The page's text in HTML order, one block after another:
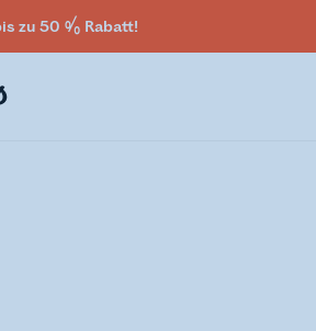
zu 50 % Rabatt!